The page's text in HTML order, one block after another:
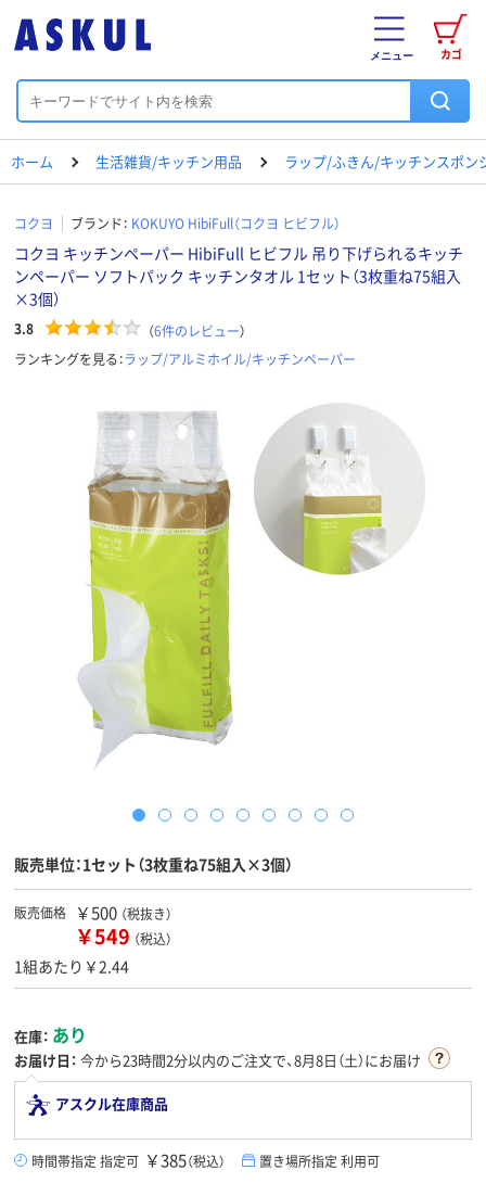
カゴ
メニュー
ホーム 生活雑貨/キッチン用品 ラップ/ふきん/キッチンスポン
コクヨ ブランド： KOKUYO HibiFull（コクヨ ヒビフル）
コクヨ キッチンペーパー HibiFull ヒビフル 吊り下げられるキッチ
ンペーパー ソフトパック キッチンタオル 1セット（3枚重ね75組入
×3個）
3.8 （6件のレビュー）
ランキングを見る：ラップ/アルミホイル/キッチンペーパー
販売単位：1セット（3枚重ね75組入×3個）
販売価格 ￥500 （税抜き）
￥549 （税込）
1組あたり￥2.44
在庫： あり
お届け日： 今から23時間2分以内のご注文で、8月8日（土）にお届け
アスクル在庫商品
時間帯指定 指定可 ￥385（税込） 置き場所指定 利用可